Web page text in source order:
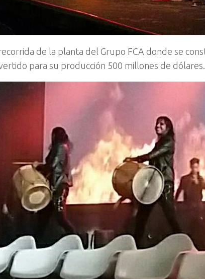
de la planta del Grupo FCA donde se
para su producción 500 millones de dólares.